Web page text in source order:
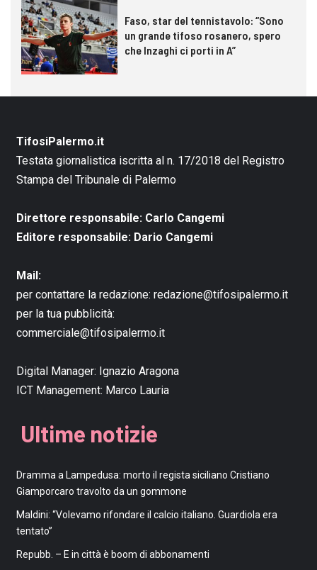
Faso, star del tennistavolo: “Sono
un grande tifoso rosanero, spero
che Inzaghi ci porti in A”
TifosiPalermo.it
Testata giornalistica iscritta al n. 17/2018 del Registro
Stampa del Tribunale di Palermo
Direttore responsabile: Carlo Cangemi
Editore responsabile: Dario Cangemi
Mail:
per contattare la redazione: redazione@tifosipalermo.it
per la tua pubblicità:
commerciale@tifosipalermo.it
Digital Manager: Ignazio Aragona
ICT Management: Marco Lauria
Ultime notizie
Dramma a Lampedusa: morto il regista siciliano Cristiano
Giamporcaro travolto da un gommone
Maldini: “Volevamo rifondare il calcio italiano. Guardiola era
tentato”
Repubb. – E in città è boom di abbonamenti